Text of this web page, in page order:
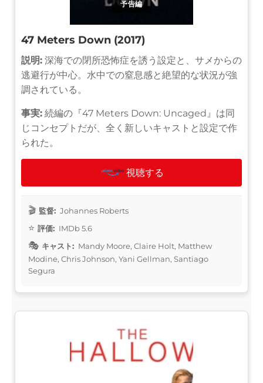
予告編
47 Meters Down (2017)
説明: 深海での閉所恐怖症を誘う設定と、サメからの
逃避行が中心。水中での窒息感と絶望的な状況が強
調されている。
事実: 続編の『47 Meters Down: Uncaged』は同
じコンセプトだが、全く新しいキャストと設定で作
られた。
視聴する
監督: Johannes Roberts
評価: IMDb 5.6
キャスト: Mandy Moore, Claire Holt, Matthew
Modine, Chris Johnson, Yani Gellman, Santiago
Segura